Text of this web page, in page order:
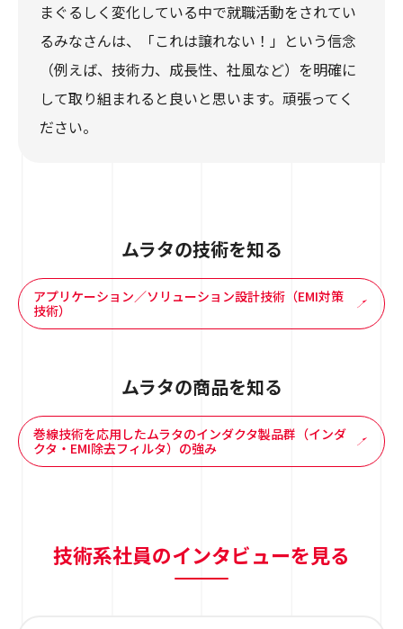
まぐるしく変化している中で就職活動をされてい
るみなさんは、「これは譲れない！」という信念
（例えば、技術力、成長性、社風など）を明確に
して取り組まれると良いと思います。頑張ってく
ださい。
ムラタの技術を知る
アプリケーション／ソリューション設計技術（EMI対策
技術）
ムラタの商品を知る
巻線技術を応用したムラタのインダクタ製品群（インダ
クタ・EMI除去フィルタ）の強み
技術系社員のインタビューを見る